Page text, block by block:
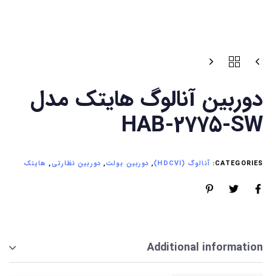
دوربین آنالوگ هایتک مدل
HAB-2775-SW
CATEGORIES: آنالوگ (HDCVI) , دوربین بولت, دوربین نظارتی, هایتک
Additional information